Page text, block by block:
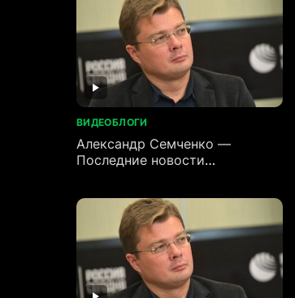
ВИДЕОБЛОГИ
Александр Семченко —
Последние новости